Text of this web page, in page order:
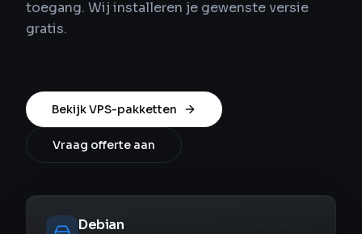
toegang. Wij installeren je gewenste versie
gratis.
Bekijk VPS-pakketten
Vraag offerte aan
Debian